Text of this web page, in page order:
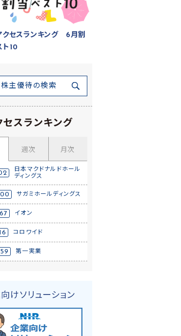
クセスランキング 6月割
ト10
株主優待の検索
セスランキング
週次 月次
日本マクドナルドホール
ディングス
サガミホールディングス
イオン
コロワイド
第一実業
けソリューション